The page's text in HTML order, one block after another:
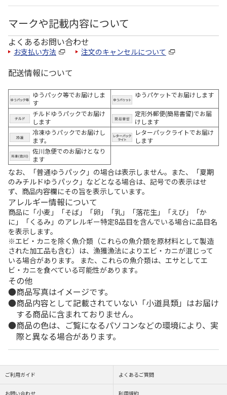
マークや記載内容について
よくあるお問い合わせ
お支払い方法 注文のキャンセルについて
配送情報について
ゆうパック等でお届けしま
す
ゆうパケットでお届けします
チルドゆうパックでお届け
します
定形外郵便(簡易書留)でお届
けします
冷凍ゆうパックでお届けし
ます。
レターパックライトでお届け
します
佐川急便でのお届けとなり
ます
なお、「普通ゆうパック」の場合は表示しません。また、「夏期
のみチルドゆうパック」などとなる場合は、記号での表示はせ
ず、商品内容欄にその旨を表示しています。
アレルギー情報について
商品に「小麦」「そば」「卵」「乳」「落花生」「えび」「か
に」「くるみ」のアレルギー特定8品目を含んでいる場合に品目名
を表示します。
※エビ・カニを除く魚介類（これらの魚介類を原材料として製造
された加工品も含む）は、漁獲漁法によりエビ・カニが混じって
いる場合があります。 また、これらの魚介類は、エサとしてエ
ビ・カニを食べている可能性があります。
その他
商品写真はイメージです。
商品内容として記載されていない「小道具類」はお届け
する商品に含まれておりません。
商品の色は、ご覧になるパソコンなどの環境により、実
際と異なる場合があります。
ご利用ガイド よくあるご質問
お問い合わせ 利用規約